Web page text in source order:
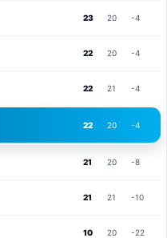
23 20 -4
22 20 -4
22 21 -4
22 20 -4
21 20 -8
21 21 -10
10 20 -22